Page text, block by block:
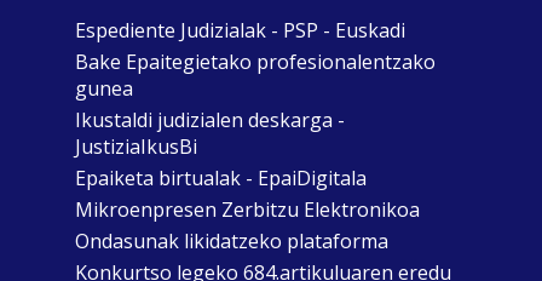
Espediente Judizialak - PSP - Euskadi
Bake Epaitegietako profesionalentzako
gunea
Ikustaldi judizialen deskarga -
JustiziaIkusBi
Epaiketa birtualak - EpaiDigitala
Mikroenpresen Zerbitzu Elektronikoa
Ondasunak likidatzeko plataforma
Konkurtso legeko 684.artikuluaren eredu